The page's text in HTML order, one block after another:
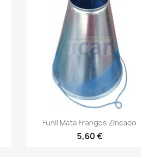
Funil Mata Frangos Zincado
5,60 €
Vista rápida